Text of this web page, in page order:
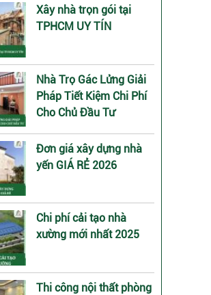
Xây nhà trọn gói tại
TPHCM UY TÍN
Nhà Trọ Gác Lửng Giải
Pháp Tiết Kiệm Chi Phí
Cho Chủ Đầu Tư
Đơn giá xây dựng nhà
yến GIÁ RẺ 2026
Chi phí cải tạo nhà
xường mới nhất 2025
Thi công nội thất phòng